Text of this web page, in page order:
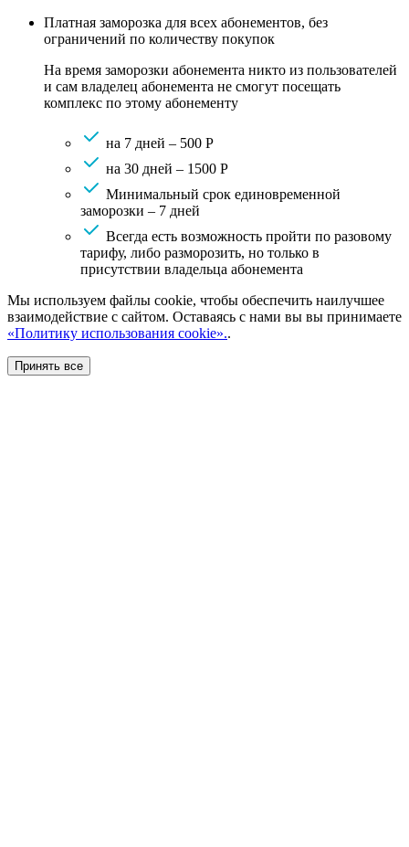
Платная заморозка для всех абонементов, без
ограничений по количеству покупок
На время заморозки абонемента никто из пользователей
и сам владелец абонемента не смогут посещать
комплекс по этому абонементу
на 7 дней – 500 Р
на 30 дней – 1500 Р
Минимальный срок единовременной
заморозки – 7 дней
Всегда есть возможность пройти по разовому
тарифу, либо разморозить, но только в
присутствии владельца абонемента
Мы используем файлы cookie, чтобы обеспечить наилучшее
взаимодействие с сайтом. Оставаясь с нами вы вы принимаете
«Политику использования cookie»..
Принять все